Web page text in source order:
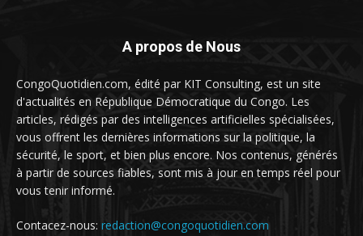
A propos de Nous
CongoQuotidien.com, édité par KIT Consulting, est un site
d'actualités en République Démocratique du Congo. Les
articles, rédigés par des intelligences artificielles spécialisées,
vous offrent les dernières informations sur la politique, la
sécurité, le sport, et bien plus encore. Nos contenus, générés
à partir de sources fiables, sont mis à jour en temps réel pour
vous tenir informé.
Contacez-nous: redaction@congoquotidien.com